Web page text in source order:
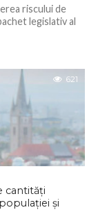
riscului de
legislativ al
621
cantități
și